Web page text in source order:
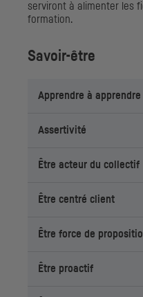
serviront à alimenter les
formation.
Savoir-être
Apprendre à apprendre
Assertivité
Être acteur du collectif
Être centré client
Être force de
Être proactif